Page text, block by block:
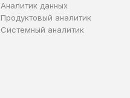
Аналитик данных
Продуктовый аналитик
Системный аналитик